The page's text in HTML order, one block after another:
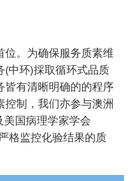
位。为确保服务质素维
(中环)採取循环式品质
皆有清晰明确的的程序
制，我们亦参与澳洲
美国病理学家学会
格监控化验结果的质